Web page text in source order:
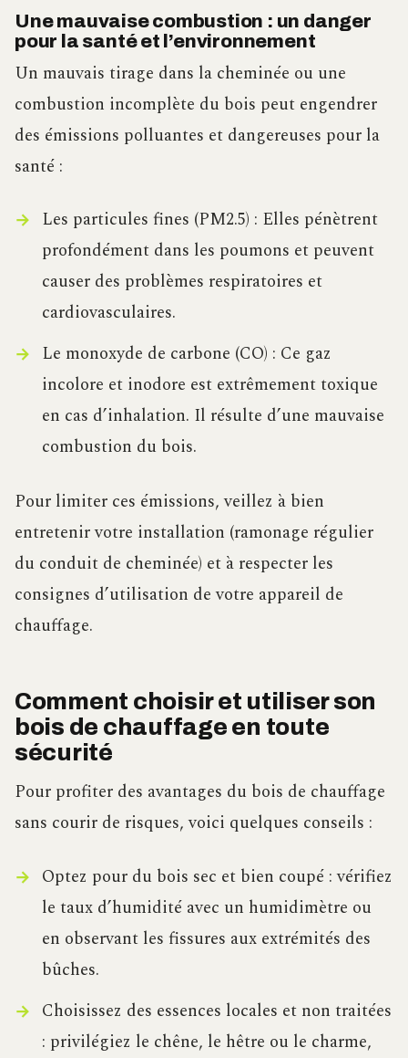
Une mauvaise combustion : un danger
pour la santé et l’environnement
Un mauvais tirage dans la cheminée ou une
combustion incomplète du bois peut engendrer
des émissions polluantes et dangereuses pour la
santé :
Les particules fines (PM2.5) : Elles pénètrent
profondément dans les poumons et peuvent
causer des problèmes respiratoires et
cardiovasculaires.
Le monoxyde de carbone (CO) : Ce gaz
incolore et inodore est extrêmement toxique
en cas d’inhalation. Il résulte d’une mauvaise
combustion du bois.
Pour limiter ces émissions, veillez à bien
entretenir votre installation (ramonage régulier
du conduit de cheminée) et à respecter les
consignes d’utilisation de votre appareil de
chauffage.
Comment choisir et utiliser son
bois de chauffage en toute
sécurité
Pour profiter des avantages du bois de chauffage
sans courir de risques, voici quelques conseils :
Optez pour du bois sec et bien coupé : vérifiez
le taux d’humidité avec un humidimètre ou
en observant les fissures aux extrémités des
bûches.
Choisissez des essences locales et non traitées
: privilégiez le chêne, le hêtre ou le charme,